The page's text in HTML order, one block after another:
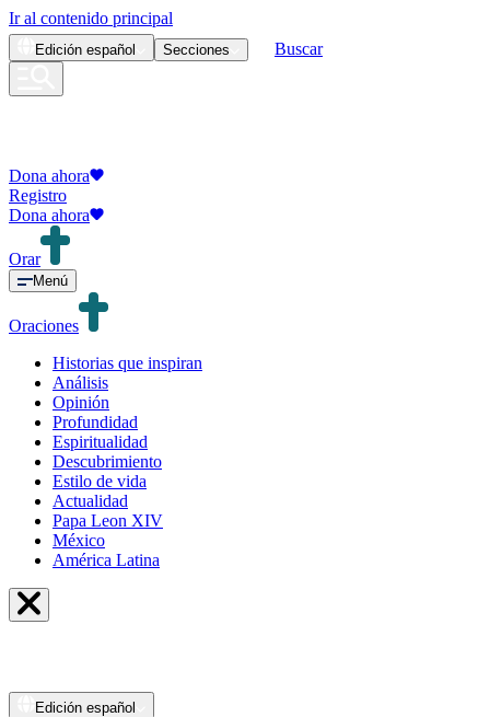
Ir al contenido principal
Edición español Secciones Buscar
Dona ahora
Registro
Dona ahora
Orar
Menú
Oraciones
Historias que inspiran
Análisis
Opinión
Profundidad
Espiritualidad
Descubrimiento
Estilo de vida
Actualidad
Papa Leon XIV
México
América Latina
Edición español